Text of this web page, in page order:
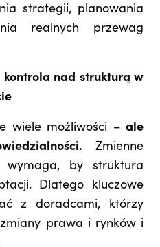
strategii, planowania
realnych przewag
nad strukturą w
wiele możliwości – ale
Zmienne
wymaga, by struktura
Dlatego kluczowe
z doradcami, którzy
prawa i rynków i